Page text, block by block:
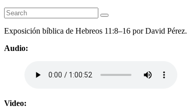
Exposición bíblica de Hebreos 11:8–16 por David Pérez.
Audio:
Video: